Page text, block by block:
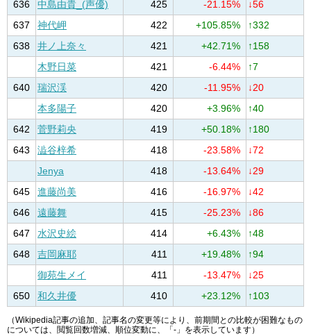
636 中島由貴_(声優) 425 -21.15%
↓56
637
神代岬 422 +105.85%
↑332
638
井ノ上奈々 421 +42.71%
↑158
木野日菜
421 -6.44%
↑7
640
瑞沢渓 420 -11.95%
↓20
本多陽子
420 +3.96%
↑40
642
菅野莉央 419 +50.18%
↑180
643
澁谷梓希 418 -23.58%
↓72
Jenya
418 -13.64%
↓29
645
進藤尚美 416 -16.97%
↓42
646
遠藤舞 415 -25.23%
↓86
647
水沢史絵 414 +6.43%
↑48
648
吉岡麻耶 411 +19.48%
↑94
御苑生メイ
411 -13.47%
↓25
650
和久井優 410 +23.12% ↑103
（Wikipedia記事の追加、記事名の変更等により、前期間との比較が困難なもの
については、閲覧回数増減、順位変動に、「-」を表示しています）